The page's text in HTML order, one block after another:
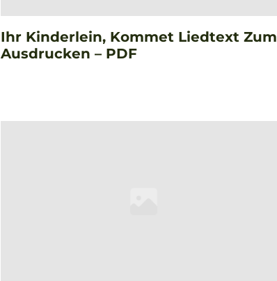
Ihr Kinderlein, Kommet Liedtext Zum
Ausdrucken – PDF